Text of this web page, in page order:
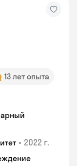
13 лет опыта
• 2022 г.